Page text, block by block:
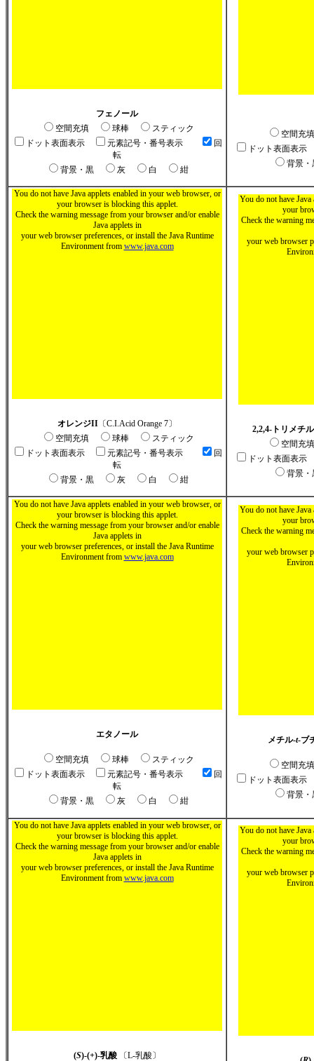
フェノール
空間充填
球棒
スティック
ドット表面表示
元素記号・番号表示
回
転
背景・黒
灰 白 紺
空間
ドット表面表示
背景
You do not have Java applets enabled in your web browser, or
your browser is blocking this applet.
Check the warning message from your browser and/or enable
Java applets in
your web browser preferences, or install the Java Runtime
Environment from www.java.com
オレンジII 〔C.I.Acid Orange 7〕
空間充填
球棒
スティック
ドット表面表示
元素記号・番号表示
回
転
背景・黒
灰 白 紺
You do not have
your
Check the warning
your web browser
2,2,4-トリメチ
空間
ドット表面表示
背景
You do not have Java applets enabled in your web browser, or
your browser is blocking this applet.
Check the warning message from your browser and/or enable
Java applets in
your web browser preferences, or install the Java Runtime
Environment from www.java.com
エタノール
空間充填 球棒
スティック
ドット表面表示
元素記号・番号表示
回
転
背景・黒
灰 白 紺
You do not have
your
Check the warning
your web browser
メチル-t-ブ
空間
ドット表面表示
背景
You do not have Java applets enabled in your web browser, or
your browser is blocking this applet.
Check the warning message from your browser and/or enable
Java applets in
your web browser preferences, or install the Java Runtime
Environment from www.java.com
(S)-(+)-乳酸 〔L-乳酸〕
You do not have
your
Check the warning
your web browser